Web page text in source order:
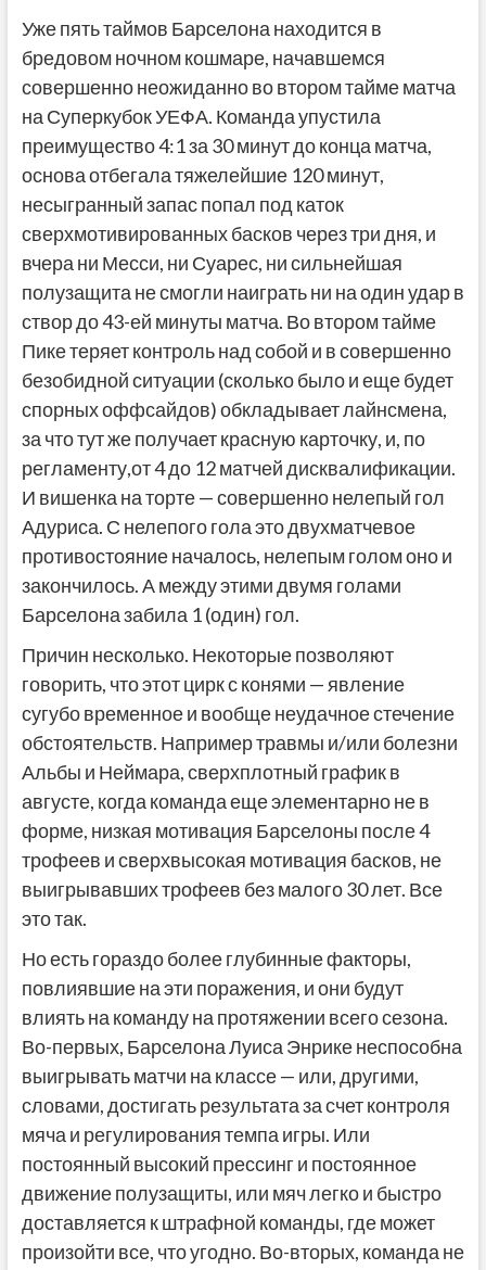
Уже пять таймов Барселона находится в
бредовом ночном кошмаре, начавшемся
совершенно неожиданно во втором тайме матча
на Суперкубок УЕФА. Команда упустила
преимущество 4:1 за 30 минут до конца матча,
основа отбегала тяжелейшие 120 минут,
несыгранный запас попал под каток
сверхмотивированных басков через три дня, и
вчера ни Месси, ни Суарес, ни сильнейшая
полузащита не смогли наиграть ни на один удар в
створ до 43-ей минуты матча. Во втором тайме
Пике теряет контроль над собой и в совершенно
безобидной ситуации (сколько было и еще будет
спорных оффсайдов) обкладывает лайнсмена,
за что тут же получает красную карточку, и, по
регламенту,от 4 до 12 матчей дисквалификации.
И вишенка на торте — совершенно нелепый гол
Адуриса. С нелепого гола это двухматчевое
противостояние началось, нелепым голом оно и
закончилось. А между этими двумя голами
Барселона забила 1 (один) гол.
Причин несколько. Некоторые позволяют
говорить, что этот цирк с конями — явление
сугубо временное и вообще неудачное стечение
обстоятельств. Например травмы и/или болезни
Альбы и Неймара, сверхплотный график в
августе, когда команда еще элементарно не в
форме, низкая мотивация Барселоны после 4
трофеев и сверхвысокая мотивация басков, не
выигрывавших трофеев без малого 30 лет. Все
это так.
Но есть гораздо более глубинные факторы,
повлиявшие на эти поражения, и они будут
влиять на команду на протяжении всего сезона.
Во-первых, Барселона Луиса Энрике неспособна
выигрывать матчи на классе — или, другими,
словами, достигать результата за счет контроля
мяча и регулирования темпа игры. Или
постоянный высокий прессинг и постоянное
движение полузащиты, или мяч легко и быстро
доставляется к штрафной команды, где может
произойти все, что угодно. Во-вторых, команда не